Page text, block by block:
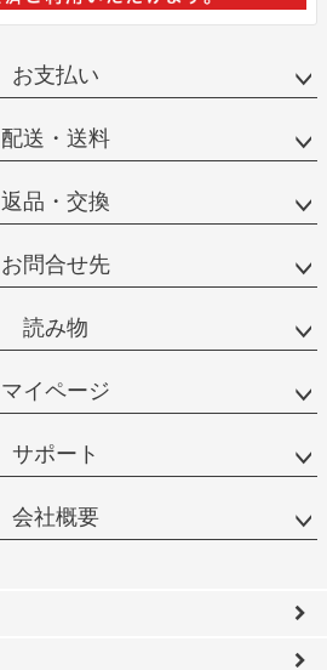
お支払い
配送・送料
返品・交換
お問合せ先
読み物
マイページ
サポート
会社概要